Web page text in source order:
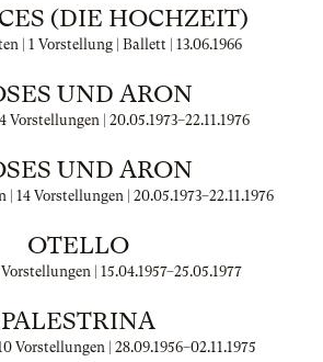
(DIE HOCHZEIT)
| 1 Vorstellung | Ballett | 13.06.1966
UND ARON
Vorstellungen | 20.05.1973–22.11.1976
UND ARON
| 14 Vorstellungen | 20.05.1973–22.11.1976
OTELLO
| 15.04.1957–25.05.1977
PALESTRINA
Vorstellungen | 28.09.1956–02.11.1975